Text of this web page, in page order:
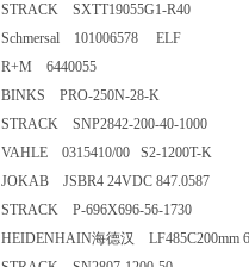
STRACK SXTT19055G1-R40
Schmersal 101006578 ELF
R+M 6440055
BINKS PRO-250N-28-K
STRACK SNP2842-200-40-1000
VAHLE 0315410/00 S2-1200T-K
JOKAB JSBR4 24VDC 847.0587
STRACK P-696X696-56-1730
HEIDENHAIN海德汉 LF485C200mm